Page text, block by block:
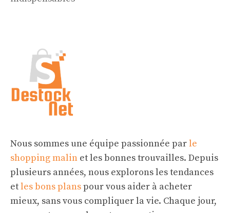
Nous sommes une équipe passionnée parle
shopping malin et les bonnes trouvailles. Depuis
plusieurs années, nous explorons les tendances
etles bons planspour vous aider à acheter
mieux, sans vous compliquer la vie. Chaque jour,